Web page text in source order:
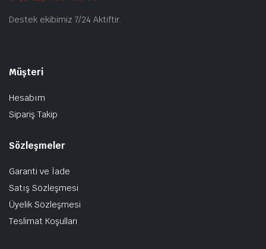
Destek ekibimiz 7/24 Aktiftir.
Müşteri
Hesabım
Sipariş Takip
Sözleşmeler
Garanti ve İade
Satış Sözleşmesi
Üyelik Sözleşmesi
Teslimat Koşulları